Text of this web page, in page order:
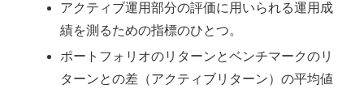
アクティブ運用部分の評価に用いられる運用成
績を測るための指標のひとつ。
ポートフォリオのリターンとベンチマークのリ
ターンとの差（アクティブリターン）の平均値